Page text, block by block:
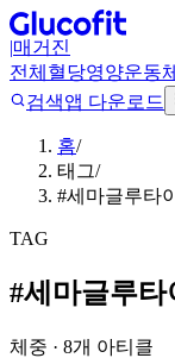
|매거진
전체 혈당영양운동
검색앱 다운로드
홈/
태그/
#세마글루타
TAG
#세마글루타
체중 · 8개 아티클